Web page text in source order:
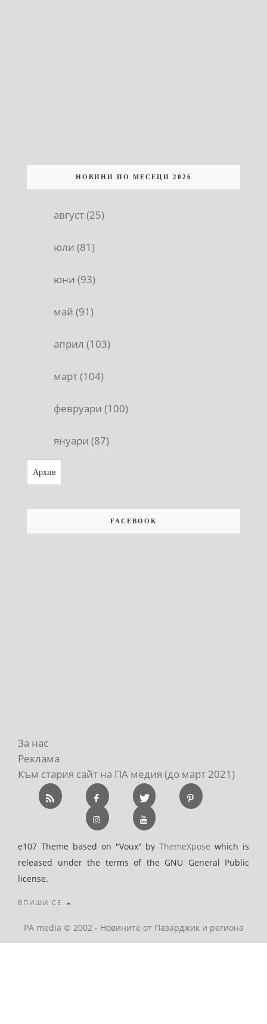
НОВИНИ ПО МЕСЕЦИ 2026
август (25)
юли (81)
юни (93)
май (91)
април (103)
март (104)
февруари (100)
януари (87)
Архив
FACEBOOK
За нас
Реклама
Към стария сайт на ПА медия (до март 2021)
e107 Theme based on "Voux" byThemeXpose which is
released under the terms of the GNU General Public
license.
ВПИШИ СЕ
PA media © 2002 - Новините от Пазарджик и региона